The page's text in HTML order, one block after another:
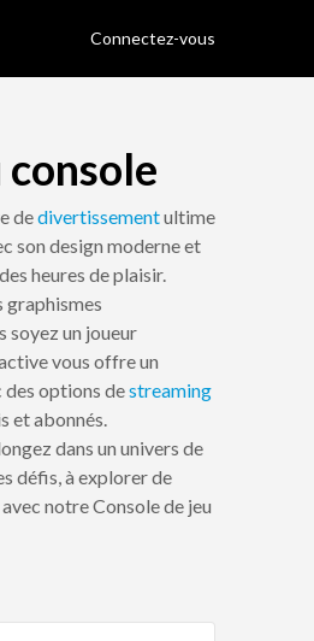
Connectez-vous
dedivertissementultime
son design moderne et
heures de plaisir.
graphismes
soyez un joueur
vous offre un
des options destreaming
et abonnés.
dans un univers de
défis, à explorer de
notre Console de jeu